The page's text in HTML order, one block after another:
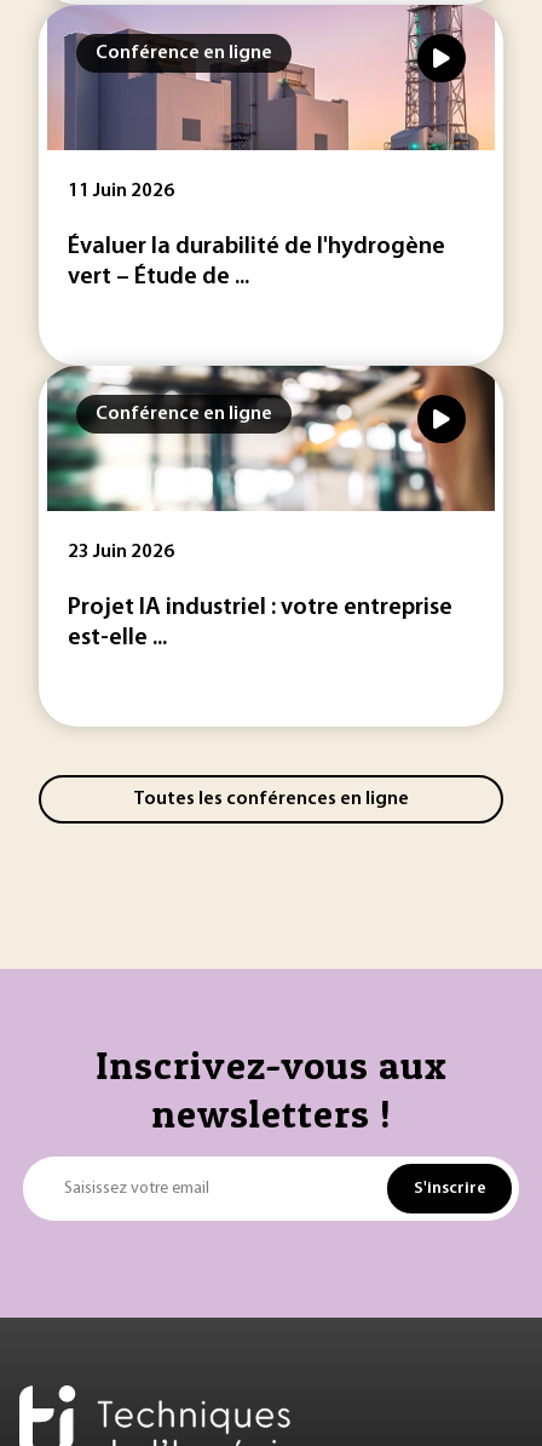
Conférence en ligne
11 Juin 2026
Évaluer la durabilité de l'hydrogène
vert – Étude de ...
Conférence en ligne
23 Juin 2026
Projet IA industriel : votre entreprise
est-elle ...
Toutes les conférences en ligne
Inscrivez-vous aux
newsletters !
Saisissez votre email S'inscrire